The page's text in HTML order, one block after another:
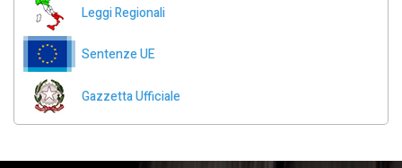
Leggi Regionali
Sentenze UE
Gazzetta Ufficiale